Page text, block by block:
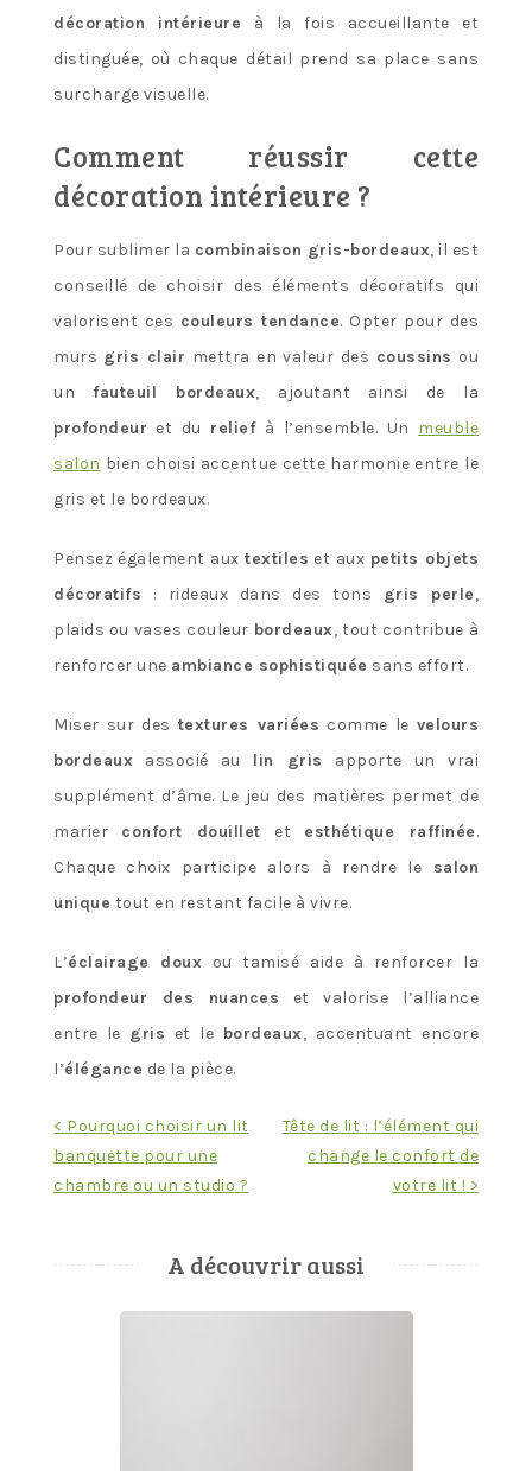
décoration intérieure à la fois accueillante et
distinguée, où chaque détail prend sa place sans
surcharge visuelle.
Comment réussir cette
décoration intérieure ?
Pour sublimer la combinaison gris-bordeaux, il est
conseillé de choisir des éléments décoratifs qui
valorisent ces couleurs tendance. Opter pour des
murs gris clair mettra en valeur des coussins ou
un fauteuil bordeaux, ajoutant ainsi de la
profondeur et du reliefà l’ensemble. Un meuble
salon bien choisi accentue cette harmonie entre le
gris et le bordeaux.
Pensez également auxtextiles et aux petits objets
décoratifs : rideaux dans des tons gris perle,
plaids ou vases couleur bordeaux, tout contribue à
renforcer une ambiance sophistiquée sans effort.
Miser sur des textures variées comme le velours
bordeaux associé au lin gris
apporte un vrai
supplément d’âme. Le jeu des matières permet de
marier confort douillet et esthétique raffinée.
Chaque choix participe alors à rendre le salon
unique tout en restant facile à vivre.
L’éclairage doux ou tamisé aide à renforcer la
profondeur des nuances et valorise l’alliance
entre le gris et le bordeaux, accentuant encore
l’élégance de la pièce.
Navigation
< Pourquoi choisir un lit
banquette pour une
chambre ou un studio ?
Tête de lit : l’élément qui
change le confort de
votre lit ! >
A découvrir aussi